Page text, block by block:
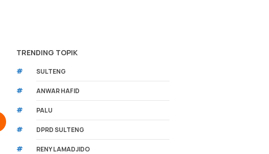
TRENDING TOPIK
#
SULTENG
# ANWAR HAFID
# PALU
# DPRD SULTENG
# RENY LAMADJIDO